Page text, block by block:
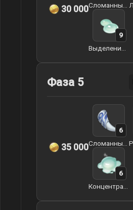
30 000
9
Фаза 5
35 000
6
6